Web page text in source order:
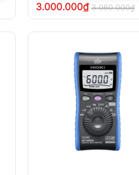
3.000.000₫ 3.060.000₫